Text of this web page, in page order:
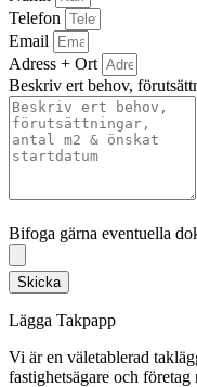
Telefon
Email
Adress + Ort
Beskriv ert behov,
Bifoga gärna eventuella
Skicka
Lägga Takpapp
Vi är en väletablerad
fastighetsägare och